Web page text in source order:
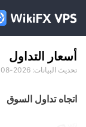
أسعار التداول
تحديث البيانات: 2026-08-06 01:00:00
اتجاه تداول السوق